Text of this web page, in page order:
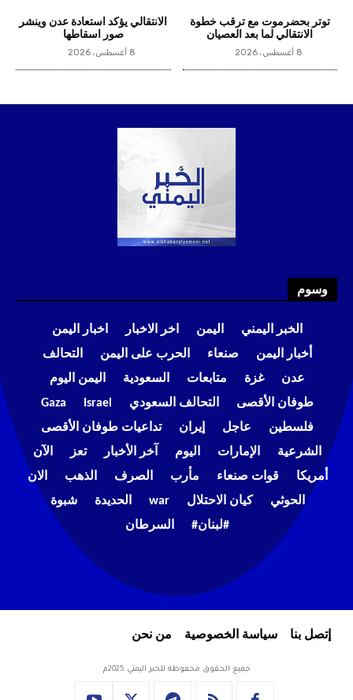
وسوم
الخبر اليمني اليمن اخر الاخبار
اخبار اليمن
أخبار اليمن
صنعاء الحرب على اليمن
التحالف
عدن
غزة متابعات السعودية
اليمن اليوم
طوفان الأقصى
التحالف السعودي Israel
Gaza
فلسطين
عاجل إيران
تداعيات طوفان الأقصى
الشرعية
الإمارات اليوم آخر الأخبار تعز
الآن
أمريكا
قوات صنعاء مأرب الصرف الذهب
الان
الحوثي
كيان الاحتلال war الحديدة
شبوة
#لبنان#
السرطان
إتصل بنا سياسة الخصوصية من نحن
جميع الحقوق محفوظة للخبر اليمني 2025م